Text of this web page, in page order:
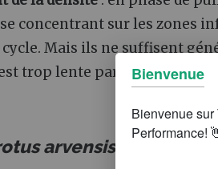
concentrant sur les zones
Mais ils ne suffisent
trop lente par rapport à la
arvensis
Bienvenue